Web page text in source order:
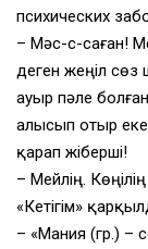
психических
– Мәс-с-саған!
деген жеңіл
ауыр пәле
алысып отыр
қарап жіберші!
– Мейлің.
«Кетігім»
– «Мания (гр.) –